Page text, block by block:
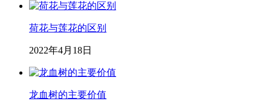
荷花与莲花的区别
2022年4月18日
龙血树的主要价值